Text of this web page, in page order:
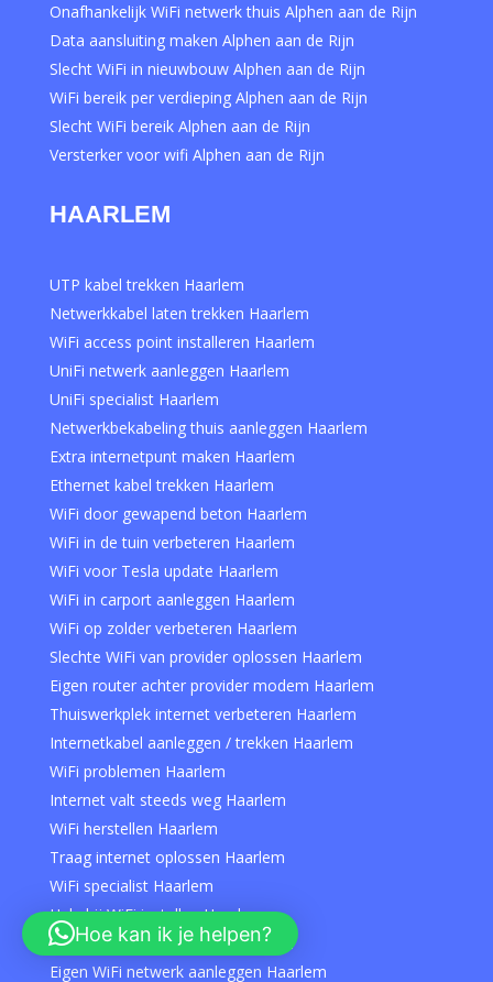
Onafhankelijk WiFi netwerk thuis Alphen aan de Rijn
Data aansluiting maken Alphen aan de Rijn
Slecht WiFi in nieuwbouw Alphen aan de Rijn
WiFi bereik per verdieping Alphen aan de Rijn
Slecht WiFi bereik Alphen aan de Rijn
Versterker voor wifi Alphen aan de Rijn
HAARLEM
UTP kabel trekken Haarlem
Netwerkkabel laten trekken Haarlem
WiFi access point installeren Haarlem
UniFi netwerk aanleggen Haarlem
UniFi specialist Haarlem
Netwerkbekabeling thuis aanleggen Haarlem
Extra internetpunt maken Haarlem
Ethernet kabel trekken Haarlem
WiFi door gewapend beton Haarlem
WiFi in de tuin verbeteren Haarlem
WiFi voor Tesla update Haarlem
WiFi in carport aanleggen Haarlem
WiFi op zolder verbeteren Haarlem
Slechte WiFi van provider oplossen Haarlem
Eigen router achter provider modem Haarlem
Thuiswerkplek internet verbeteren Haarlem
Internetkabel aanleggen / trekken Haarlem
WiFi problemen Haarlem
Internet valt steeds weg Haarlem
WiFi herstellen Haarlem
Traag internet oplossen Haarlem
WiFi specialist Haarlem
Hulp bij WiFi instellen Haarlem
Netwerkstoring oplossen Haarlem
Eigen WiFi netwerk aanleggen Haarlem
Hoe kan ik je helpen?